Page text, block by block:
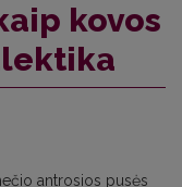
kovos
antrosios pusės